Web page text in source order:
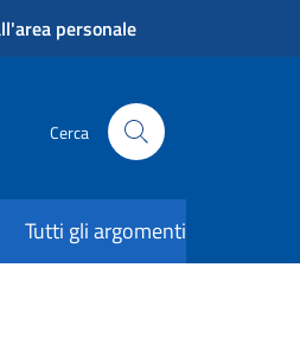
personale
Cerca
Tutti gli argomenti